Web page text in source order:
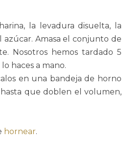
la levadura disuelta, la
azúcar. Amasa el conjunto de
Nosotros hemos tardado 5
haces a mano.
en una bandeja de horno
que doblen el volumen,
hornear.